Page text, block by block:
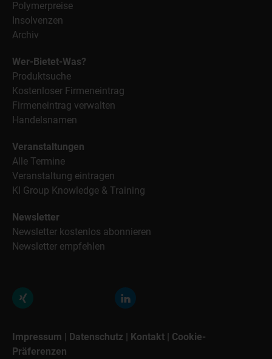
Polymerpreise
Insolvenzen
Archiv
Wer-Bietet-Was?
Produktsuche
Kostenloser Firmeneintrag
Firmeneintrag verwalten
Handelsnamen
Veranstaltungen
Alle Termine
Veranstaltung eintragen
KI Group Knowledge & Training
Newsletter
Newsletter kostenlos abonnieren
Newsletter empfehlen
Impressum | Datenschutz | Kontakt | Cookie-
Präferenzen